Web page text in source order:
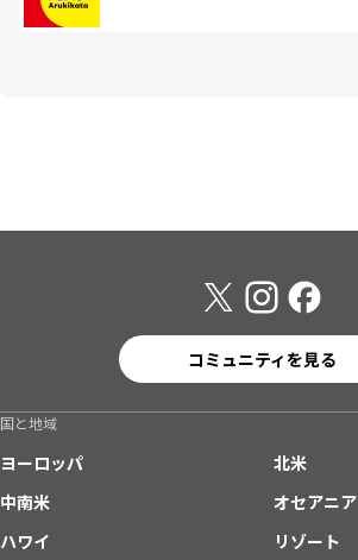
コミュニティを見る
国と地域
ヨーロッパ
北米
中南米
オセアニア
ハワイ
リゾート